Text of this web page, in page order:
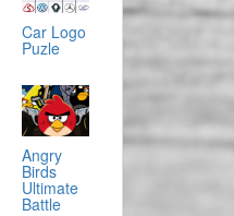
Car Logo
Puzle
Angry
Birds
Ultimate
Battle